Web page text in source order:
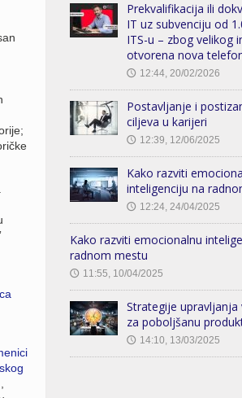
Prekvalifikacija ili
IT uz subvenciju od
ITS-u – zbog velikog
otvorena nova
🕔 12:44, 20/02/2026
Postavljanje i
ciljeva u karijeri
🕔 12:39, 12/06/2025
Kako razviti
inteligenciju na
🕔 12:24, 24/04/2025
Kako razviti emocionalnu
radnom mestu
🕔 11:55, 10/04/2025
Strategije
za poboljšanu
🕔 14:10, 13/03/2025